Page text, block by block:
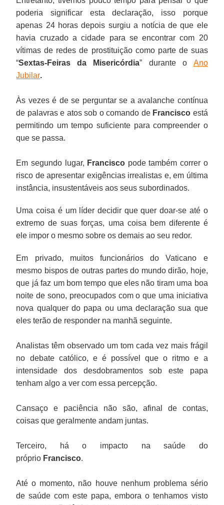
poderia significar esta declaração, isso porque
apenas 24 horas depois surgiu a notícia de que ele
havia cruzado a cidade para se encontrar com 20
vítimas de redes de prostituição como parte de suas
“Sextas-Feiras da Misericórdia” durante o Ano
Jubilar.
Às vezes é de se perguntar se a avalanche contínua
de palavras e atos sob o comando de Francisco está
permitindo um tempo suficiente para compreender o
que se passa.
Em segundo lugar, Francisco pode também correr o
risco de apresentar exigências irrealistas e, em última
instância, insustentáveis aos seus subordinados.
Uma coisa é um líder decidir que quer doar-se até o
extremo de suas forças, uma coisa bem diferente é
ele impor o mesmo sobre os demais ao seu redor.
Em privado, muitos funcionários do Vaticano e
mesmo bispos de outras partes do mundo dirão, hoje,
que já faz um bom tempo que eles não tiram uma boa
noite de sono, preocupados com o que uma iniciativa
nova qualquer do papa ou uma declaração sua que
eles terão de responder na manhã seguinte.
Analistas têm observado um tom cada vez mais frágil
no debate católico, e é possível que o ritmo e a
intensidade dos desdobramentos sob este papa
tenham algo a ver com essa percepção.
Cansaço e paciência não são, afinal de contas,
coisas que geralmente andam juntas.
Terceiro, há o impacto na saúde do
próprio Francisco.
Até o momento, não houve nenhum problema sério
de saúde com este papa, embora o tenhamos visto